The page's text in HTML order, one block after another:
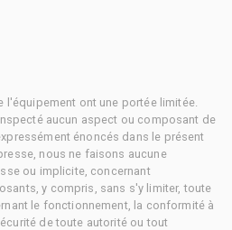
ont une portée limitée.
aucun aspect ou composant de
énoncés dans le présent
nous ne faisons aucune
ou implicite, concernant
y compris, sans s'y limiter, toute
le fonctionnement, la conformité à
de toute autorité ou tout